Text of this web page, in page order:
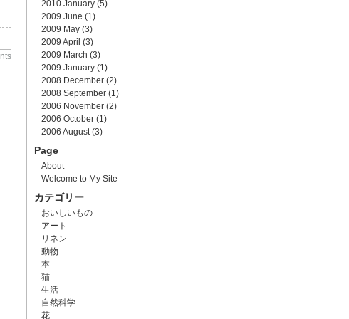
2010 January (5)
2009 June (1)
2009 May (3)
2009 April (3)
2009 March (3)
2009 January (1)
2008 December (2)
2008 September (1)
2006 November (2)
2006 October (1)
2006 August(3)
Page
About
Welcome to My Site
カテゴリー
おいしいもの
アート
リネン
動物
本
猫
生活
自然科学
花